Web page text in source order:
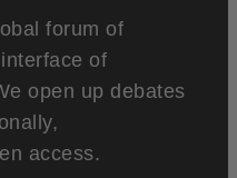
forum of
of
open up debates
access.